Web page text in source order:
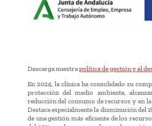
Descarga nuestrapolítica de gestión y el
En 2024, la clínica ha consolidado su
protección del medio ambiente,
reducción del consumo de recursos y en
Destaca especialmente la disminución del
de una gestión más eficiente de los